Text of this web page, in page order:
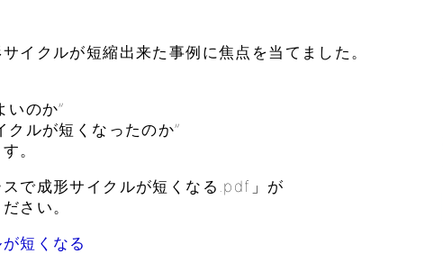
イクルが短縮出来た事例に焦点を当てました。
いのか”
クルが短くなったのか”
。
で成形サイクルが短くなる.pdf」が
さい。
短くなる